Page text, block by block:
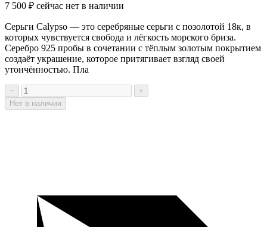
7 500 ₽ сейчас нет в наличии
Серьги Calypso — это серебряные серьги с позолотой 18к, в
которых чувствуется свобода и лёгкость морского бриза.
Серебро 925 пробы в сочетании с тёплым золотым покрытием
создаёт украшение, которое притягивает взгляд своей
утончённостью. Пла
−
+
Нет в наличии